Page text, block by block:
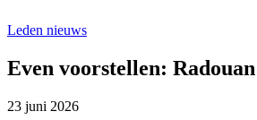
Leden nieuws
Even voorstellen:
23 juni 2026